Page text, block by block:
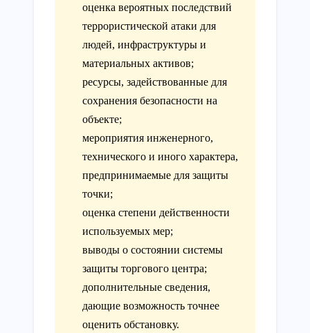
оценка вероятных последствий
террористической атаки для
людей, инфраструктуры и
материальных активов;
ресурсы, задействованные для
сохранения безопасности на
объекте;
мероприятия инженерного,
технического и иного характера,
предпринимаемые для защиты
точки;
оценка степени действенности
используемых мер;
выводы о состоянии системы
защиты торгового центра;
дополнительные сведения,
дающие возможность точнее
оценить обстановку.